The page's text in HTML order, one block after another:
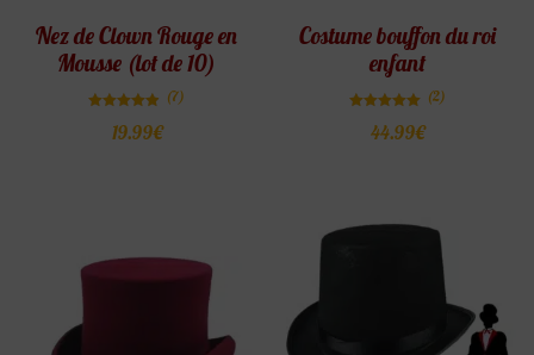
Nez de Clown Rouge en
Mousse (lot de 10)
4.86
(7)
19.99€
Costume bouffon du roi
enfant
5.00
(2)
44.99€